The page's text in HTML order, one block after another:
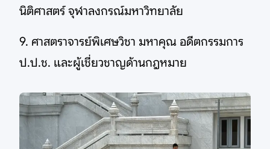
นิติศาสตร์ จุฬาลงกรณ์มหาวิทยาลัย
9. ศาสตราจารย์พิเศษวิชา มหาคุณ อดีตกรรมการ
ป.ป.ช. และผู้เชี่ยวชาญด้านกฎหมาย